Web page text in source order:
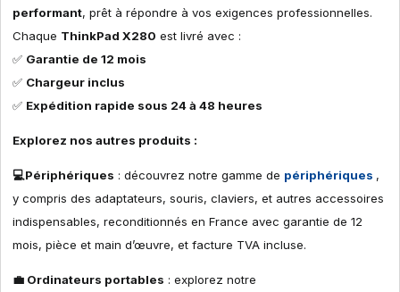
performant, prêt à répondre à vos exigences professionnelles.
Chaque ThinkPad X280 est livré avec :
✅ Garantie de 12 mois
✅ Chargeur inclus
✅ Expédition rapide sous 24 à 48 heures
Explorez nos autres produits :
💻Périphériques : découvrez notre gamme de périphériques ,
y compris des adaptateurs, souris, claviers, et autres accessoires
indispensables, reconditionnés en France avec garantie de 12
mois, pièce et main d’œuvre, et facture TVA incluse.
💼 Ordinateurs portables : explorez notre